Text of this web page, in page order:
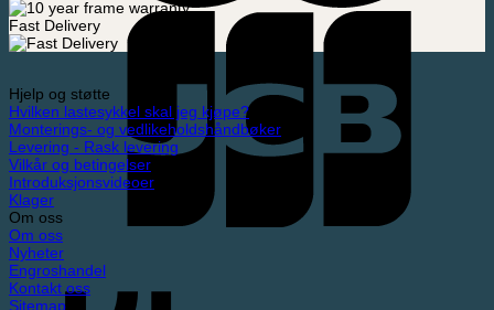
Fast Delivery
Hjelp og støtte
Hvilken lastesykkel skal jeg kjøpe?
Monterings- og vedlikeholdshåndbøker
Levering - Rask levering
Vilkår og betingelser
Introduksjonsvideoer
Klager
Om oss
Om oss
Nyheter
Engroshandel
Kontakt oss
Sitemap